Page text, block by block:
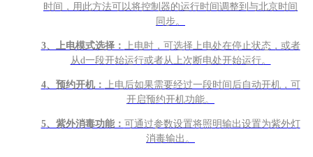
时间，用此方法可以将控制器的运行时间调整到与北京时间
同步。
3、上电模式选择： 上电时，可选择上电处在停止状态，或者
从d一段开始运行或者从上次断电处开始运行。
4、预约开机： 上电后如果需要经过一段时间后自动开机，可
开启预约开机功能。
5、紫外消毒功能： 可通过参数设置将照明输出设置为紫外灯
消毒输出。